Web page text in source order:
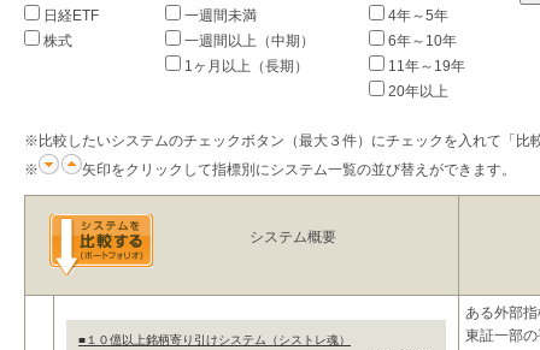
日経ETF
株式
一週間未満
一週間以上（中期）
1ヶ月以上（長期）
4年～5年
6年～10年
11年～19年
20年以上
※比較したいシステムのチェックボタン（最大３件）にチェックを入れて「比
※
矢印をクリックして指標別にシステム一覧の並び替えができます。
システム概要
■１０億以上銘柄寄り引けシステム（シストレ魂）
ある外部
東証一部